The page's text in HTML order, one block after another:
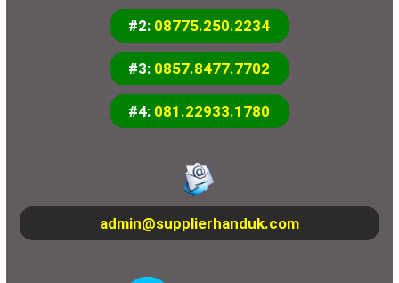
#2: 08775.250.2234
#3: 0857.8477.7702
#4: 081.22933.1780
admin@supplierhanduk.com